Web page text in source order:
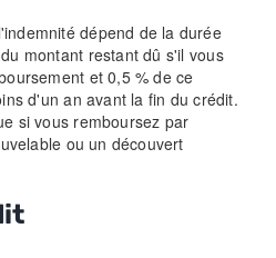
dépend de la durée
montant restant dû s'il vous
et 0,5 % de ce
d'un an avant la fin du crédit.
si vous remboursez par
ou un découvert